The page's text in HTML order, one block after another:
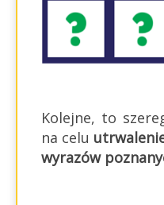
Kolejne, to
na celu
wyrazów